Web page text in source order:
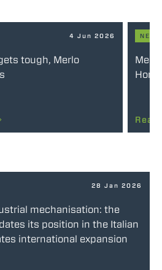
4 Jun 2026
tough, Merlo
NEWS
28 Jan 2026
mechanisation: the
its position in the Italian
international expansion